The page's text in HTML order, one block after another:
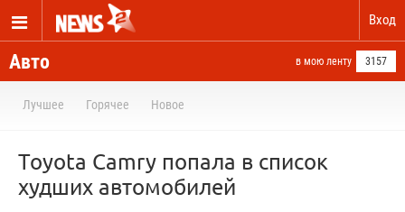
Вход
Авто в мою ленту 3157
Лучшее Горячее Новое
Toyota Camry попала в список
худших автомобилей